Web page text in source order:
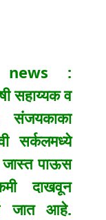
news :
सहाय्यक व
संजयकाका
सर्कलमध्ये
जास्त पाऊस
दाखवून
जात आहे.